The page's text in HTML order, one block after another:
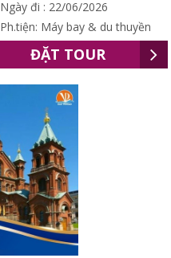
Ngày đi : 22/06/2026
Ph.tiện: Máy bay & du thuyền
ĐẶT TOUR